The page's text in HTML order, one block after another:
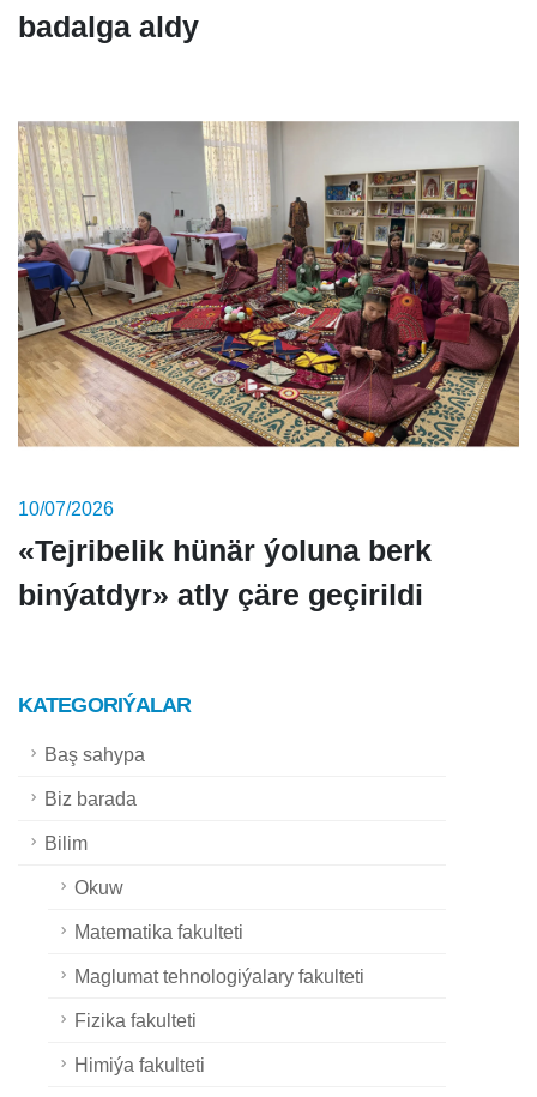
badalga aldy
10/07/2026
«Tejribelik hünär ýoluna berk
binýatdyr» atly çäre geçirildi
KATEGORIÝALAR
Baş sahypa
Biz barada
Bilim
Okuw
Matematika fakulteti
Maglumat tehnologiýalary fakulteti
Fizika fakulteti
Himiýa fakulteti